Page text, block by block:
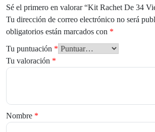
Sé el primero en valorar “Kit Rachet De 34
Tu dirección de correo electrónico no será
obligatorios están marcados con *
Tu puntuación *
Tu valoración *
Nombre *